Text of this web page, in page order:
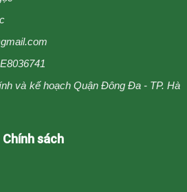
và kế hoạch Quận Đông Đa - TP. Hà
Chính sách